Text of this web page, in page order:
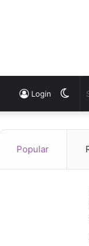
skin
Login
Popular